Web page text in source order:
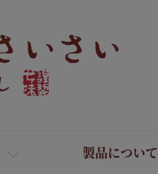
製品について